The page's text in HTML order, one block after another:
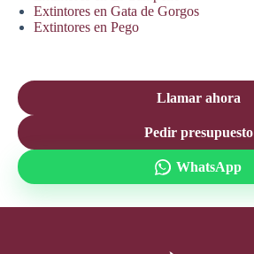
Extintores en Gata de Gorgos
Extintores en Pego
Llamar ahora
Pedir presupuesto
WhatsApp